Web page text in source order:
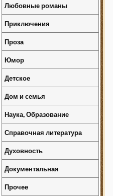
Любовные романы
Приключения
Проза
Юмор
Детское
Дом и семья
Наука, Образование
Справочная литература
Духовность
Документальная
Прочее